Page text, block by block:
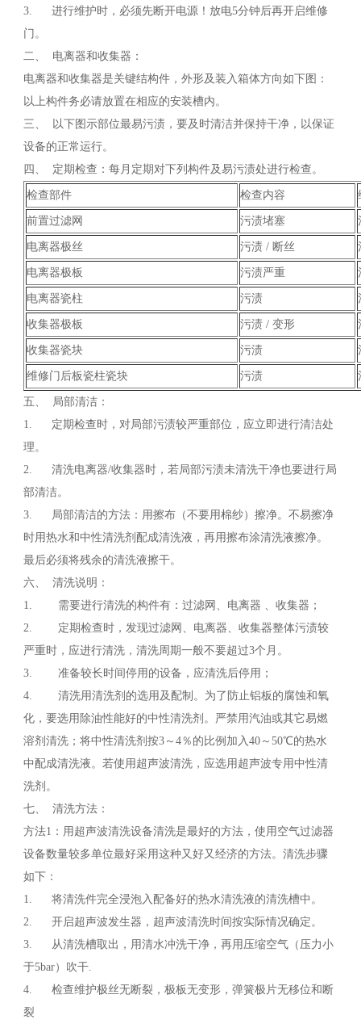
3. 进行维护时，必须先断开电源！放电5分钟后再开启维修
门。
二、 电离器和收集器：
电离器和收集器是关键结构件，外形及装入箱体方向如下图：
以上构件务必请放置在相应的安装槽内。
三、 以下图示部位最易污渍，要及时清洁并保持干净，以保证
设备的正常运行。
四、 定期检查：每月定期对下列构件及易污渍处进行检查。
检查部件 检查内容
前置过滤网 污渍堵塞
电离器极丝 污渍 / 断丝
电离器极板 污渍严重
电离器瓷柱 污渍
收集器极板 污渍 / 变形
收集器瓷块 污渍
维修门后板瓷柱瓷块 污渍
五、 局部清洁：
1. 定期检查时，对局部污渍较严重部位，应立即进行清洁处
理。
2. 清洗电离器/收集器时，若局部污渍未清洗干净也要进行局
部清洁。
3. 局部清洁的方法：用擦布（不要用棉纱）擦净。不易擦净
时用热水和中性清洗剂配成清洗液，再用擦布涂清洗液擦净。
最后必须将残余的清洗液擦干。
六、 清洗说明：
1. 需要进行清洗的构件有：过滤网、电离器 、收集器；
2. 定期检查时，发现过滤网、电离器、收集器整体污渍较
严重时，应进行清洗，清洗周期一般不要超过3个月。
3. 准备较长时间停用的设备，应清洗后停用；
4. 清洗用清洗剂的选用及配制。为了防止铝板的腐蚀和氧
化，要选用除油性能好的中性清洗剂。严禁用汽油或其它易燃
溶剂清洗；将中性清洗剂按3～4％的比例加入40～50℃的热水
中配成清洗液。若使用超声波清洗，应选用超声波专用中性清
洗剂。
七、 清洗方法：
方法1：用超声波清洗设备清洗是最好的方法，使用空气过滤器
设备数量较多单位最好采用这种又好又经济的方法。清洗步骤
如下：
1. 将清洗件完全浸泡入配备好的热水清洗液的清洗槽中。
2. 开启超声波发生器，超声波清洗时间按实际情况确定。
3. 从清洗槽取出，用清水冲洗干净，再用压缩空气（压力小
于5bar）吹干.
4. 检查维护极丝无断裂，极板无变形，弹簧极片无移位和断
裂